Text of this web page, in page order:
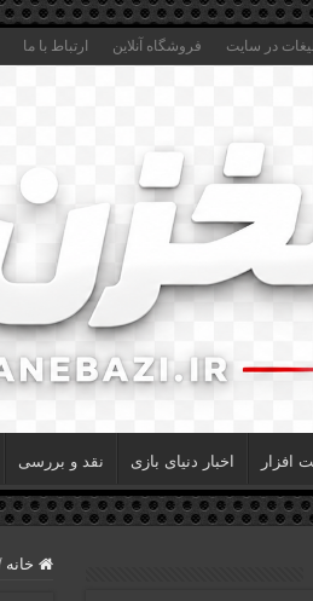
در سایت فروشگاه آنلاین ارتباط با ما
افزار اخبار دنیای بازی نقد و بررسی
خانه